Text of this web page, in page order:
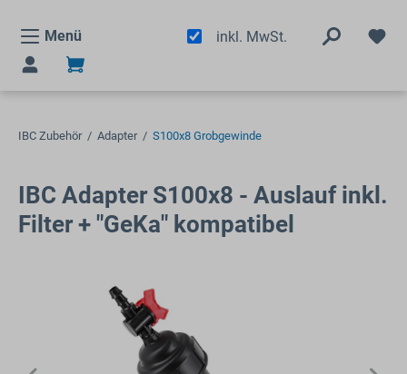
Menü
inkl. MwSt.
IBC Zubehör / Adapter / S100x8 Grobgewinde
IBC Adapter S100x8 - Auslauf inkl.
Filter + "GeKa" kompatibel